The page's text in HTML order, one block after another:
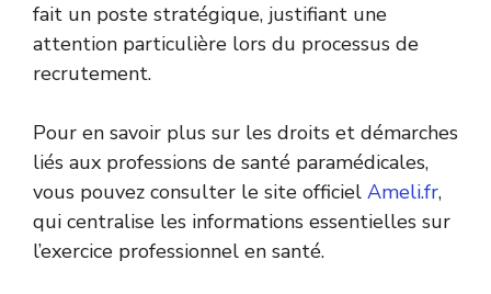
fait un poste stratégique, justifiant une
attention particulière lors du processus de
recrutement.
Pour en savoir plus sur les droits et démarches
liés aux professions de santé paramédicales,
vous pouvez consulter le site officiel Ameli.fr,
qui centralise les informations essentielles sur
l’exercice professionnel en santé.